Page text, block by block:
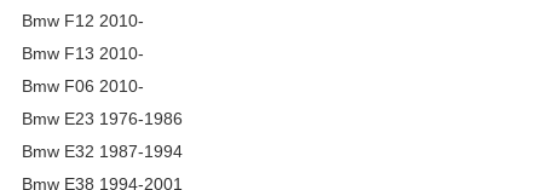
Bmw F12 2010-
Bmw F13 2010-
Bmw F06 2010-
Bmw E23 1976-1986
Bmw E32 1987-1994
Bmw E38 1994-2001